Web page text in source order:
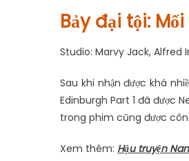
Bảy đại tội:
Studio: Marvy Jack, Alfred
Sau khi nhận được khá
Edinburgh Part 1 đã được
trong phim cũng được
Xem thêm: Hậu truyện